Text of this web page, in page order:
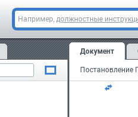
Например, должностные
Документ